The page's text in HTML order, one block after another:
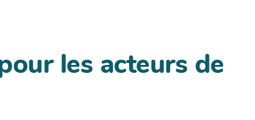
les acteurs de